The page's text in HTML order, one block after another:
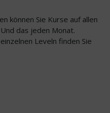
können Sie Kurse auf allen
das jeden Monat.
Leveln finden Sie